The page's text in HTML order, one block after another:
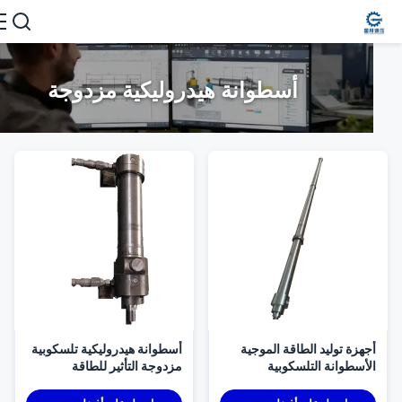
أسطوانة هيدروليكية مزدوجة
توليد الطاقة الموجية
التلسكوبية
أسطوانة هيدروليكية تلسكوبية
مزدوجة التأثير للطاقة